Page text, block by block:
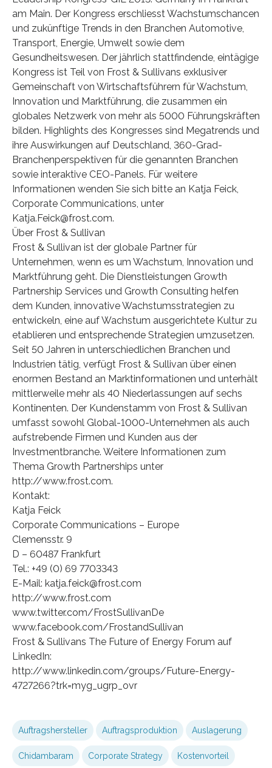
am Main. Der Kongress erschliesst Wachstumschancen
und zukünftige Trends in den Branchen Automotive,
Transport, Energie, Umwelt sowie dem
Gesundheitswesen. Der jährlich stattfindende, eintägige
Kongress ist Teil von Frost & Sullivans exklusiver
Gemeinschaft von Wirtschaftsführern für Wachstum,
Innovation und Marktführung, die zusammen ein
globales Netzwerk von mehr als 5000 Führungskräften
bilden. Highlights des Kongresses sind Megatrends und
ihre Auswirkungen auf Deutschland, 360-Grad-
Branchenperspektiven für die genannten Branchen
sowie interaktive CEO-Panels. Für weitere
Informationen wenden Sie sich bitte an Katja Feick,
Corporate Communications, unter
Katja.Feick@frost.com.
Über Frost & Sullivan
Frost & Sullivan ist der globale Partner für
Unternehmen, wenn es um Wachstum, Innovation und
Marktführung geht. Die Dienstleistungen Growth
Partnership Services und Growth Consulting helfen
dem Kunden, innovative Wachstumsstrategien zu
entwickeln, eine auf Wachstum ausgerichtete Kultur zu
etablieren und entsprechende Strategien umzusetzen.
Seit 50 Jahren in unterschiedlichen Branchen und
Industrien tätig, verfügt Frost & Sullivan über einen
enormen Bestand an Marktinformationen und unterhält
mittlerweile mehr als 40 Niederlassungen auf sechs
Kontinenten. Der Kundenstamm von Frost & Sullivan
umfasst sowohl Global-1000-Unternehmen als auch
aufstrebende Firmen und Kunden aus der
Investmentbranche. Weitere Informationen zum
Thema Growth Partnerships unter
http://www.frost.com.
Kontakt:
Katja Feick
Corporate Communications – Europe
Clemensstr. 9
D – 60487 Frankfurt
Tel.: +49 (0) 69 7703343
E-Mail: katja.feick@frost.com
http://www.frost.com
www.twitter.com/FrostSullivanDe
www.facebook.com/FrostandSullivan
Frost & Sullivans The Future of Energy Forum auf
LinkedIn:
http://www.linkedin.com/groups/Future-Energy-
4727266?trk=myg_ugrp_ovr
Auftragshersteller Auftragsproduktion Auslagerung
Chidambaram Corporate Strategy Kostenvorteil